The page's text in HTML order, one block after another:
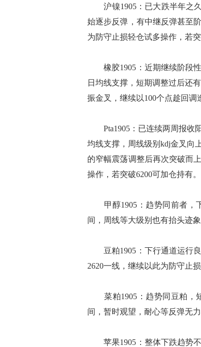
沪镍1905：已大跌半年之久
始逐步反弹，有中继反弹甚至
为防守止损轻仓试多操作，若
橡胶1905：近期继续阶段性
日均线支撑，短期调整过后还
振金叉，继续以100个点趁回调
Pta1905：已连续两周报收阳
均线支撑，周线级别kdj金叉向
的窄幅震荡调整后再次突破而
操作，若突破6200可加仓持有。
甲醇1905：趋势同前者，
间，周线等大级别也有抬头迹
豆粕1905：下行通道运行良
2620一线，继续以此为防守止
菜粕1905：趋势同豆粕，
间，暂时观望，耐心等反弹无
苹果1905：整体下跌趋势不